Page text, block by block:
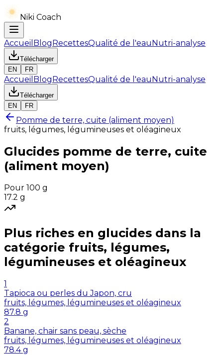
Niki Coach
Accueil BlogRecettesQualité de l'eauNutri-analyse
Télécharger
EN
FR
Accueil BlogRecettesQualité de l'eauNutri-analyse
Télécharger
EN
FR
Pomme de terre, cuite (aliment moyen)
fruits, légumes, légumineuses et oléagineux
Glucides pomme de terre, cuite
(aliment moyen)
Pour 100 g
17.2 g
Plus riches en glucides dans la
catégorie fruits, légumes,
légumineuses et oléagineux
1
Tapioca ou perles du Japon, cru
fruits, légumes, légumineuses et oléagineux
87.8 g
2
Banane, chair sans peau, sèche
fruits, légumes, légumineuses et oléagineux
78.4 g